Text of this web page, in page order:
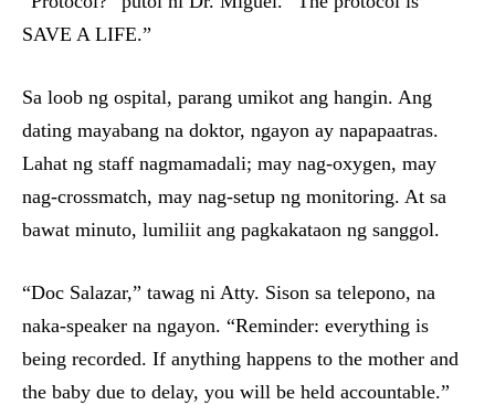
SAVE A LIFE.”
Sa loob ng ospital, parang umikot ang hangin. Ang
dating mayabang na doktor, ngayon ay napapaatras.
Lahat ng staff nagmamadali; may nag-oxygen, may
nag-crossmatch, may nag-setup ng monitoring. At sa
bawat minuto, lumiliit ang pagkakataon ng sanggol.
“Doc Salazar,” tawag ni Atty. Sison sa telepono, na
naka-speaker na ngayon. “Reminder: everything is
being recorded. If anything happens to the mother and
the baby due to delay, you will be held accountable.”